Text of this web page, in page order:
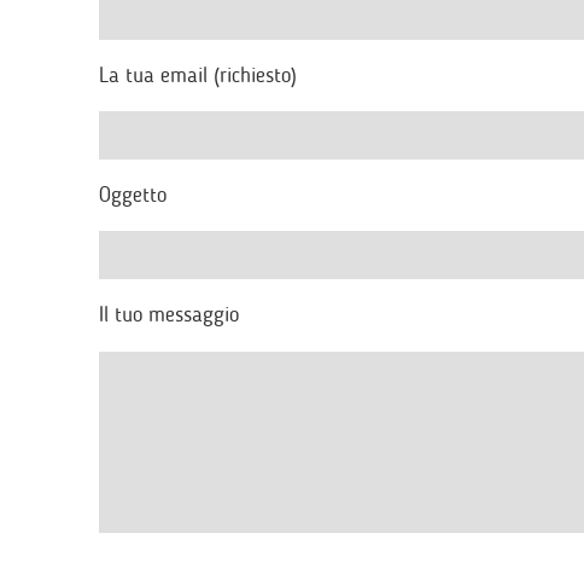
La tua email (richiesto)
Oggetto
Il tuo messaggio